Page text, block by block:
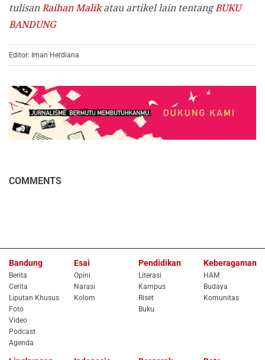
tulisanRaihan Malikatau artikel lain tentangBUKU
BANDUNG
Editor: Iman Herdiana
COMMENTS
Bandung
Berita
Cerita
Liputan Khusus
Foto
Video
Podcast
Agenda
Esai
Opini
Narasi
Kolom
Pendidikan
Literasi
Kampus
Riset
Buku
Keberagaman
HAM
Budaya
Komunitas